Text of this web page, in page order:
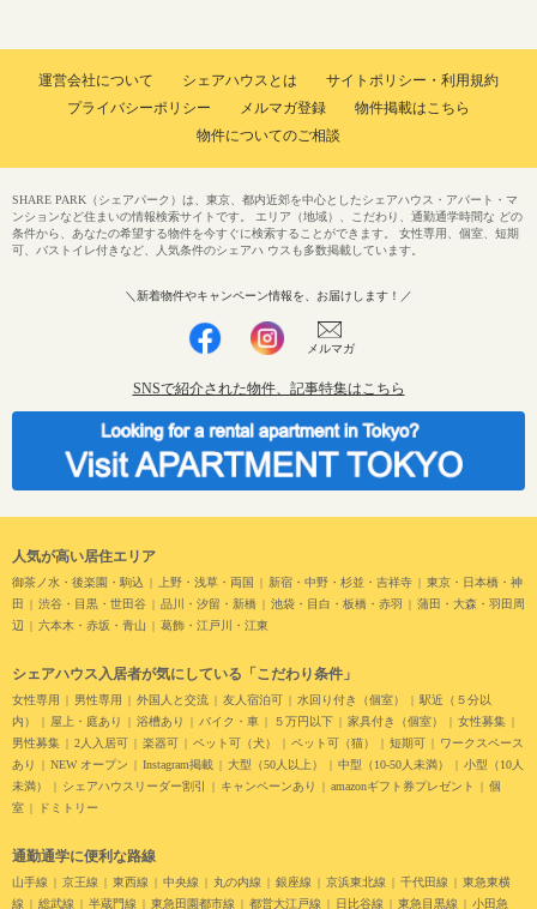
運営会社について シェアハウスとは
サイトポリシー・利用規約
プライバシーポリシー
メルマガ登録
物件掲載はこちら
物件についてのご相談
人気が高い居住エリア
御茶ノ水・後楽園・駒込 上野・浅草・両国 新宿・中野・杉並・吉祥寺
東京・日本橋・神
田
渋谷・目黒・世田谷 品川・汐留・新橋 池袋・目白・板橋・赤羽
蒲田・大森・羽田周
辺
六本木・赤坂・青山 葛飾・江戸川・江東
シェアハウス入居者が気にしている「こだわり条件」
女性専用 男性専用 外国人と交流 友人宿泊可 水回り付き（個室）
駅近（５分以
内）
屋上・庭あり 浴槽あり バイク・車 ５万円以下 家具付き（個室）
女性募集
男性募集
2人入居可 楽器可 ペット可（犬） ペット可（猫） 短期可
ワークスペース
あり
NEW オープン Instagram掲載 大型（50人以上） 中型（10-50人未満）
小型（10人
未満）
シェアハウスリーダー割引 キャンペーンあり amazonギフト券プレゼント
個
室
ドミトリー
通勤通学に便利な路線
山手線 京王線 東西線 中央線 丸の内線 銀座線 京浜東北線 千代田線
東急東横
線
総武線 半蔵門線 東急田園都市線 都営大江戸線 日比谷線 東急目黒線 小田急
SHARE PARK（シェアパーク）は、東京、都内近郊を中心としたシェアハウス・アパート・マ
ンションなど住まいの情報検索サイトです。 エリア（地域）、こだわり、通勤通学時間な どの
条件から、あなたの希望する物件を今すぐに検索することができます。 女性専用、個室、短期
可、バストイレ付きなど、人気条件のシェアハ ウスも多数掲載しています。
＼新着物件やキャンペーン情報を、お届けします！／
メルマガ
SNSで紹介された物件、記事特集はこちら